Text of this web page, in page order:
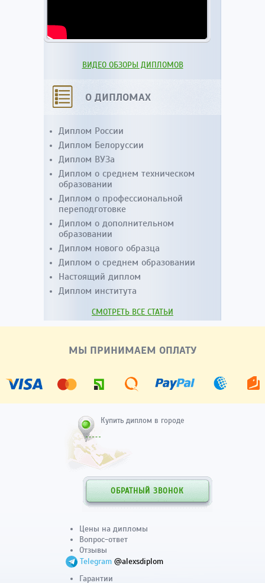
ВИДЕО ОБЗОРЫ ДИПЛОМОВ
О ДИПЛОМАХ
Диплом России
Диплом Белоруссии
Диплом ВУЗа
Диплом о среднем техническом
образовании
Диплом о профессиональной
переподготовке
Диплом о дополнительном
образовании
Диплом нового образца
Диплом о среднем образовании
Настоящий диплом
Диплом института
СМОТРЕТЬ ВСЕ СТАТЬИ
МЫ ПРИНИМАЕМ ОПЛАТУ
Купить диплом в городе
ОБРАТНЫЙ ЗВОНОК
Цены на дипломы
Вопрос-ответ
Отзывы
Telegram @alexsdiplom
Гарантии